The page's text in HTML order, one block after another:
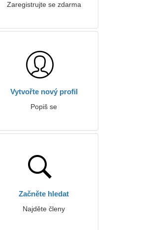
Zaregistrujte se zdarma
Vytvořte nový profil
Popiš se
Začněte hledat
Najděte členy